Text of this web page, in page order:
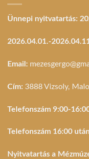
Ünnepi nyitvatartás:
2026.04.01.-
Email:
Cím: 3888 Vizsoly,
Telefonszám 9:00-
Telefonszám 16:00
Nyitvatartás a